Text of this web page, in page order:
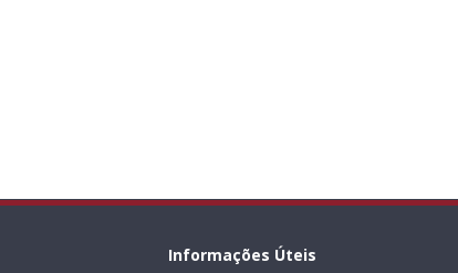
Informações Úteis